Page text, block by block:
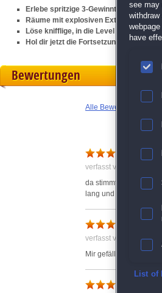
Erlebe spritzige 3-Gewinnt-Action in
Räume mit explosiven Extras den Weg
Löse knifflige, in die Level eingebettete
Hol dir jetzt die Fortsetzung des 3-
Bewertungen
Alle Bewertungen
verfasst von Martina
da stimmt wirklich
lang und daher
verfasst von Anonym
Mir gefällt dieses
see may
have
List of